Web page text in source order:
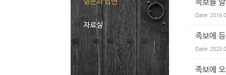
자료실
족보를
Date
족보에
Date
족보에